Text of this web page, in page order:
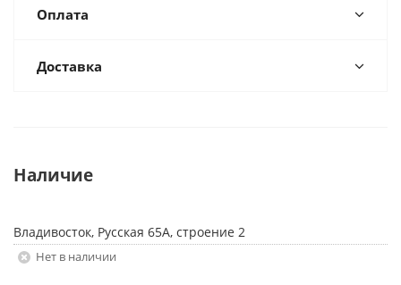
Оплата
Доставка
Наличие
Владивосток, Русская 65А, строение 2
Нет в наличии